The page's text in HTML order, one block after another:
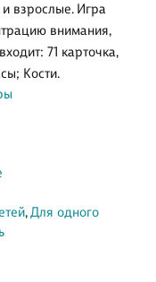
и взрослые. Игра
внимания,
71 карточка,
Кости.
,Для одного